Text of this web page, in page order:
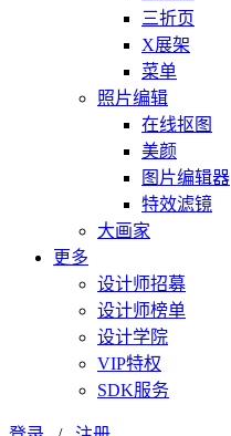
三折页
X展架
菜单
照片编辑
在线抠图
美颜
图片编辑器
特效滤镜
大画家
更多
设计师招募
设计师榜单
设计学院
VIP特权
SDK服务